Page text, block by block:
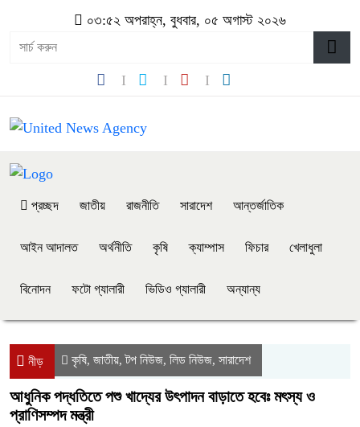
০৩:৫২ অপরাহ্ন, বুধবার, ০৫ অগাস্ট ২০২৬
প্রচ্ছদ জাতীয় রাজনীতি সারাদেশ আন্তর্জাতিক
আইন আদালত অর্থনীতি কৃষি ক্যাম্পাস ফিচার খেলাধুলা
বিনোদন ফটো গ্যালারী ভিডিও গ্যালারী অন্যান্য
নীড় কৃষি, জাতীয়,টপ নিউজ, লিড নিউজ, সারাদেশ
আধুনিক পদ্ধতিতে পশু খাদ্যের উৎপাদন বাড়াতে হবেঃ মৎস্য ও
প্রাণিসম্পদ মন্ত্রী